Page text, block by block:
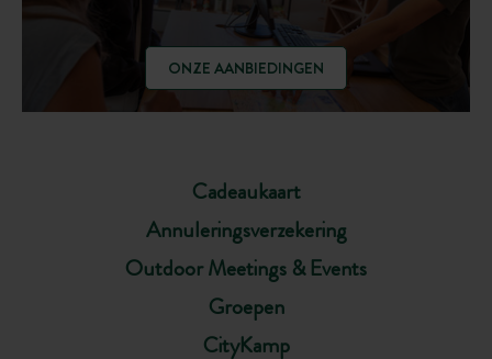
Cadeaukaart
Annuleringsverzekering
Outdoor Meetings & Events
Groepen
CityKamp
ONZE AANBIEDINGEN